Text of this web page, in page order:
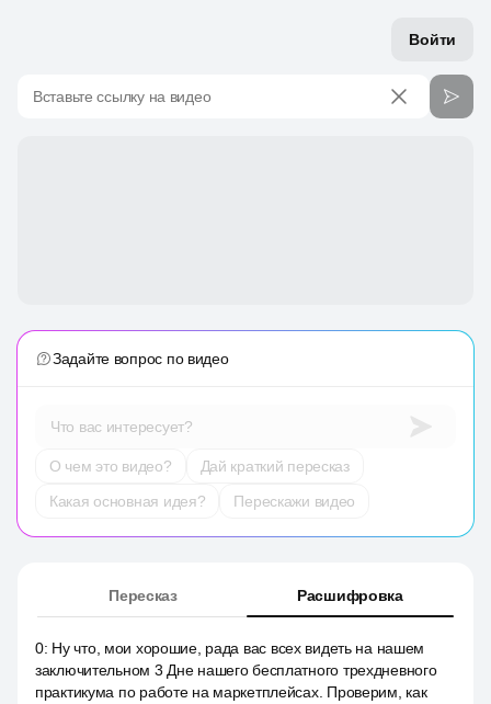
Войти
Вставьте ссылку на видео
Задайте вопрос по видео
Что вас интересует?
О чем это видео?
Дай краткий пересказ
Какая основная идея?
Перескажи видео
Пересказ Расшифровка
0: Ну что, мои хорошие, рада вас всех видеть на нашем
заключительном 3 Дне нашего бесплатного трехдневного
практикума по работе на маркетплейсах. Проверим, как